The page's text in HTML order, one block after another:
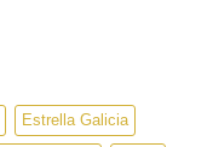
Estrella Galicia